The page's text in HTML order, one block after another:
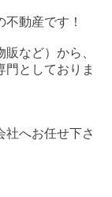
動産です！
など）から、
としておりま
社へお任せ下さ